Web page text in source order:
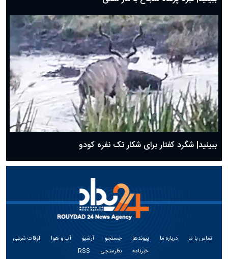
ببینید| شگرد کفتار برای شکار تک نفره کودو
تماس با ما درباره ما پیوندها جستجو آرشیو آب و هوا
اوقات شرعی
خبرنامه
نظرسنجی RSS